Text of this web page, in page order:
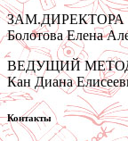
ЗАМ.ДИРЕКТОРА
Болотова Елена
ВЕДУЩИЙ
Кан Диана
Контакты